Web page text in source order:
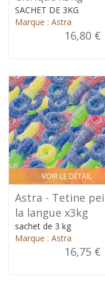
SACHET DE 3KG
Marque : Astra
16,80 €
VOIR LE DÉTAIL
Astra - Tetine
la langue x3kg
sachet de 3 kg
Marque : Astra
16,75 €